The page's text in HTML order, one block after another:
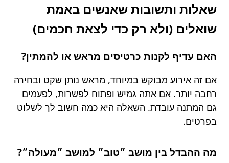
שאלות ותשובות שאנשים באמת
שואלים (ולא רק כדי לצאת חכמים)
האם עדיף לקנות כרטיסים מראש או להמתין?
אם זה אירוע מבוקש במיוחד, מראש נותן שקט ובחירה
רחבה יותר. אם אתה גמיש ופתוח לפשרות, לפעמים
גם המתנה עובדת. השאלה היא כמה חשוב לך לשלוט
בפרטים.
מה ההבדל בין מושב ״טוב״ למושב ״מעולה״?